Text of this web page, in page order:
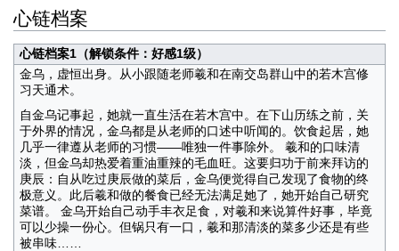
心链档案
心链档案1（解锁条件：好感1级）
金乌，虚恒出身。从小跟随老师羲和在南交岛群山中的若木宫修
习天通术。
自金乌记事起，她就一直生活在若木宫中。在下山历练之前，关
于外界的情况，金乌都是从老师的口述中听闻的。饮食起居，她
几乎一律遵从老师的习惯——唯独一件事除外。 羲和的口味清
淡，但金乌却热爱着重油重辣的毛血旺。这要归功于前来拜访的
庚辰：自从吃过庚辰做的菜后，金乌便觉得自己发现了食物的终
极意义。此后羲和做的餐食已经无法满足她了，她开始自己研究
菜谱。 金乌开始自己动手丰衣足食，对羲和来说算件好事，毕竟
可以少操一份心。但锅只有一口，羲和那清淡的菜多少还是有些
被串味……